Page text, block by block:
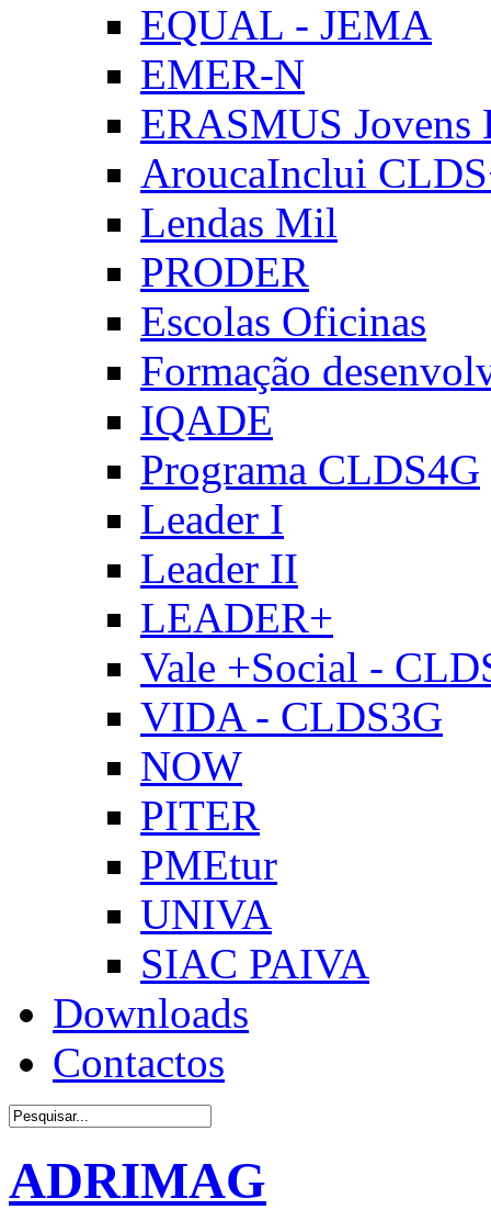
EQUAL - JEMA
EMER-N
ERASMUS Jovens
AroucaInclui
Lendas Mil
PRODER
Escolas Oficinas
Formação
IQADE
Programa CLDS4G
Leader I
Leader II
LEADER+
Vale +Social -
VIDA - CLDS3G
NOW
PITER
PMEtur
UNIVA
SIAC PAIVA
Downloads
Contactos
ADRIMAG